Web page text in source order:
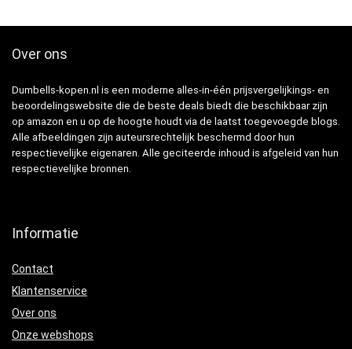
Over ons
Dumbells-kopen.nl is een moderne alles-in-één prijsvergelijkings- en
beoordelingswebsite die de beste deals biedt die beschikbaar zijn
op amazon en u op de hoogte houdt via de laatst toegevoegde blogs.
Alle afbeeldingen zijn auteursrechtelijk beschermd door hun
respectievelijke eigenaren. Alle geciteerde inhoud is afgeleid van hun
respectievelijke bronnen.
Informatie
Contact
Klantenservice
Over ons
Onze webshops